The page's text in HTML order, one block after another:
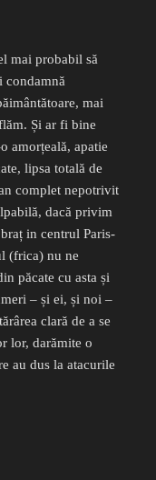
mai probabil să
condamnă
mai
Și ar fi bine
amorțeală, apatie
lipsa totală de
complet nepotrivit
dacă privim
in centrul Paris-
(frica) nu ne
păcate cu asta și
– și ei, și noi –
clară de a se
lor, darămite o
au dus la atacurile
Charlie”